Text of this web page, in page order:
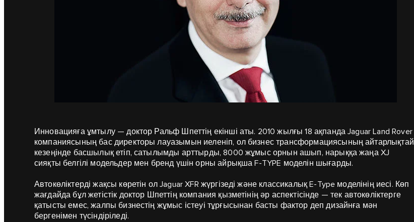
Инновацияға ұмтылу — доктор Ральф Шпеттің екінші аты. 2010 жылғы 18 ақпанда Jaguar Land Rover
компаниясының бас директоры лауазымын иеленіп, ол бизнес трансформациясының айтарлықтай
кезеңінде басшылық етіп, сатылымды арттырды, 8000 жұмыс орнын ашып, нарыққа жаңа XJ
сияқты белгілі модельдер мен бренд үшін орны айрықша F-TYPE моделін шығарды.
Автокөліктерді жақсы көретін ол Jaguar XFR жүргізеді және классикалық E-Type моделінің иесі. Көп
жағдайда бұл жетістік доктор Шпеттің компания қызметінің әр аспектісінде — тек автокөліктерге
қатысты емес, жалпы бизнестің жұмыс істеуі тұрғысынан басты фактор деп дизайнға мән
бергенімен түсіндіріледі.